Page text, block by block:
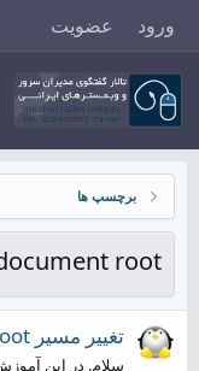
ورود عضویت
برچسپ ها
root
تغییر مسیر document root در آپاچی
سلام. در این